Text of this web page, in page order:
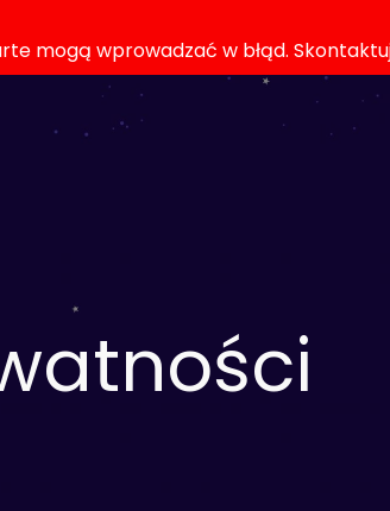
mogą wprowadzać w błąd.